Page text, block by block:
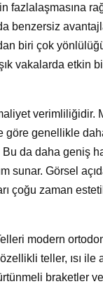
fazlalaşmasına
benzersiz
biri çok
vakalarda etkin
verimliliğidir.
göre genellikle
da daha geniş
sunar. Görsel
çoğu zaman
modern
teller, ısı ile
braketler